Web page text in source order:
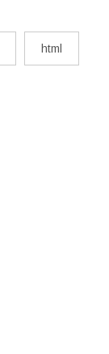
html